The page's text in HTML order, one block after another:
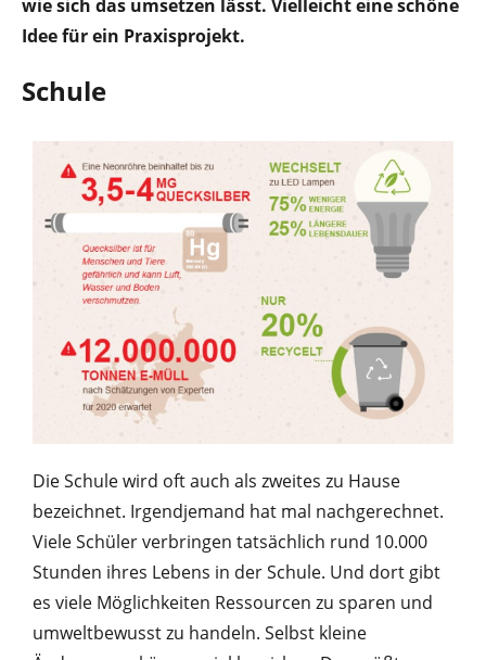
wie sich das umsetzen lässt. Vielleicht eine schöne
Idee für ein Praxisprojekt.
Schule
Die Schule wird oft auch als zweites zu Hause
bezeichnet. Irgendjemand hat mal nachgerechnet.
Viele Schüler verbringen tatsächlich rund 10.000
Stunden ihres Lebens in der Schule. Und dort gibt
es viele Möglichkeiten Ressourcen zu sparen und
umweltbewusst zu handeln. Selbst kleine